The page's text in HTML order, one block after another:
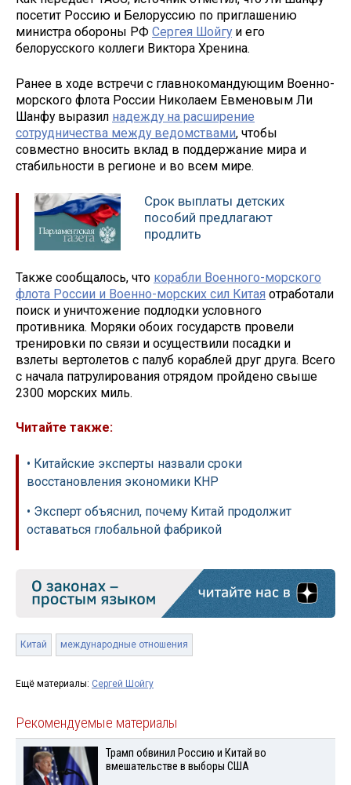
посетит Россию и Белоруссию по приглашению
министра обороны РФ Сергея Шойгу и его
белорусского коллеги Виктора Хренина.
Ранее в ходе встречи с главнокомандующим Военно-
морского флота России Николаем Евменовым Ли
Шанфу выразил надежду на расширение
сотрудничества между ведомствами, чтобы
совместно вносить вклад в поддержание мира и
стабильности в регионе и во всем мире.
Срок выплаты детских
пособий предлагают
продлить
Также сообщалось, что корабли Военного-морского
флота России и Военно-морских сил Китая отработали
поиск и уничтожение подлодки условного
противника. Моряки обоих государств провели
тренировки по связи и осуществили посадки и
взлеты вертолетов с палуб кораблей друг друга. Всего
с начала патрулирования отрядом пройдено свыше
2300 морских миль.
Читайте также:
• Китайские эксперты назвали сроки
восстановления экономики КНР
• Эксперт объяснил, почему Китай продолжит
оставаться глобальной фабрикой
Китай международные отношения
Ещё материалы: Сергей Шойгу
Рекомендуемые материалы
Трамп обвинил Россию и Китай во
вмешательстве в выборы США